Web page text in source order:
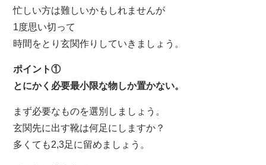
忙しい方は難しいかもしれませんが
1度思い切って
時間をとり玄関作りしていきましょう。
ポイント①
とにかく必要最小限な物しか置かない。
まず必要なものを選別しましょう。
玄関先に出す靴は何足にしますか？
多くても2,3足に留めましょう。